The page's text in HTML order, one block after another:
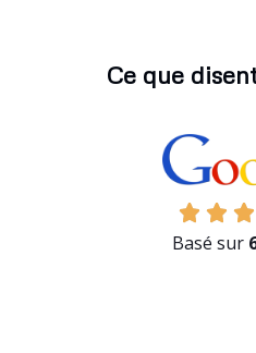
Ce que
Basé sur